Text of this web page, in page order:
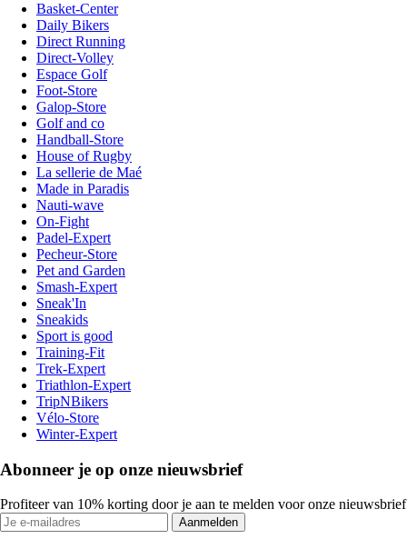
Basket-Center
Daily Bikers
Direct Running
Direct-Volley
Espace Golf
Foot-Store
Galop-Store
Golf and co
Handball-Store
House of Rugby
La sellerie de Maé
Made in Paradis
Nauti-wave
On-Fight
Padel-Expert
Pecheur-Store
Pet and Garden
Smash-Expert
Sneak'In
Sneakids
Sport is good
Training-Fit
Trek-Expert
Triathlon-Expert
TripNBikers
Vélo-Store
Winter-Expert
Abonneer je op onze nieuwsbrief
Profiteer van 10% korting door je aan te melden voor onze nieuwsbrief
Aanmelden